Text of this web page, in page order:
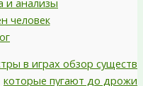
человек
в играх обзор существ
которые пугают до дрожи